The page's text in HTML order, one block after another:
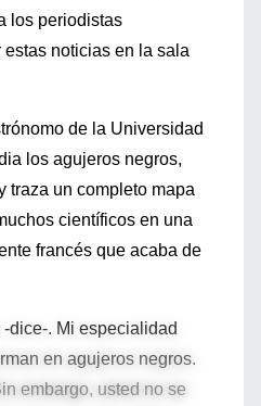
los periodistas
noticias en la sala
de la Universidad
los agujeros negros,
traza un completo mapa
científicos en una
francés que acaba de
dice-. Mi especialidad
en agujeros negros.
embargo, usted no se